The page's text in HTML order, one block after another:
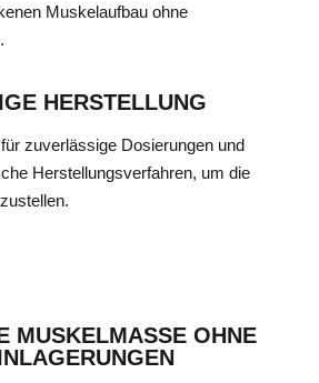
Muskelaufbau ohne
HERSTELLUNG
zuverlässige Dosierungen und
Herstellungsverfahren, um die
MUSKELMASSE OHNE